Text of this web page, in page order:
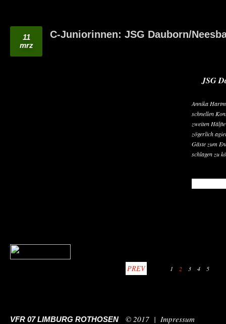
11
mrz
C-Juniorinnen: JSG Dauborn/
JSG
Annika
schnellen
zweiten
zögerlich
Gäste zum
schlagen zu
PREV 1 2 3 4 5
VFR 07 LIMBURG ROTHOSEN © 2017 | Impressum